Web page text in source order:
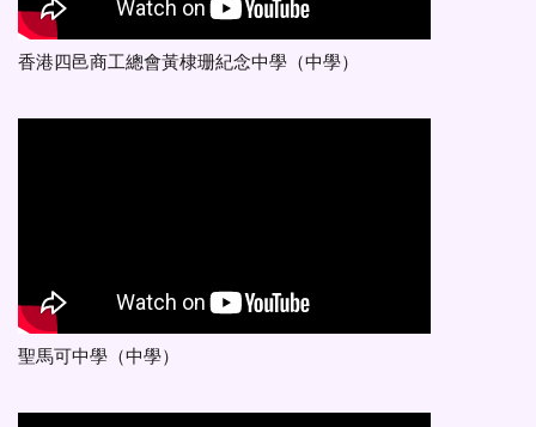
香港四邑商工總會黃棣珊紀念中學（中學）
聖馬可中學（中學）